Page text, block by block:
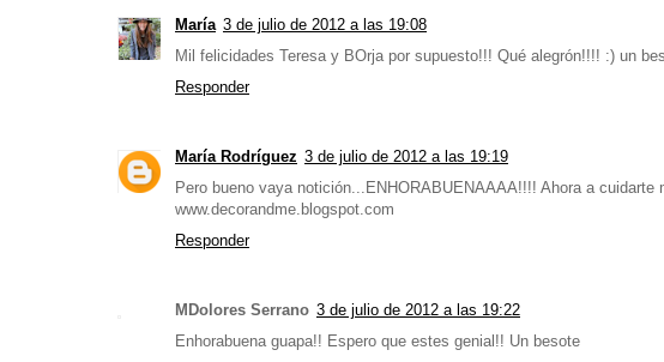
María 3 de julio de 2012 a las 19:08
Mil felicidades Teresa y BOrja por supuesto!!! Qué alegrón!!!! :) un
Responder
María Rodríguez 3 de julio de 2012 a las 19:19
Pero bueno vaya notición...ENHORABUENAAAA!!!! Ahora a cuidarte
www.decorandme.blogspot.com
Responder
MDolores Serrano 3 de julio de 2012 a las 19:22
Enhorabuena guapa!! Espero que estes genial!! Un besote